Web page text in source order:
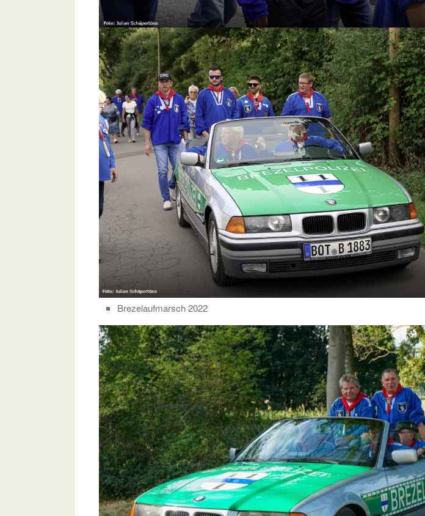
Brezelaufmarsch 2022